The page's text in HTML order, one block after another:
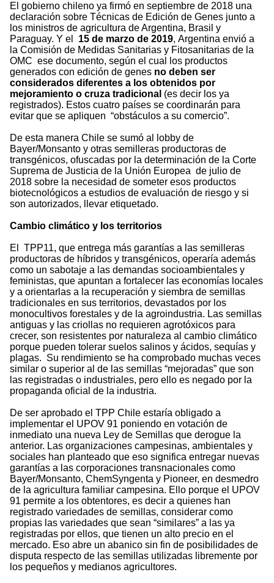
El gobierno chileno ya firmó en septiembre de 2018 una
declaración sobre Técnicas de Edición de Genes junto a
los ministros de agricultura de Argentina, Brasil y
Paraguay. Y el 15 de marzo de 2019, Argentina envió a
la Comisión de Medidas Sanitarias y Fitosanitarias de la
OMC ese documento, según el cual los productos
generados con edición de genes no deben ser
considerados diferentes a los obtenidos por
mejoramiento o cruza tradicional (es decir los ya
registrados). Estos cuatro países se coordinarán para
evitar que se apliquen “obstáculos a su comercio”.
De esta manera Chile se sumó al lobby de
Bayer/Monsanto y otras semilleras productoras de
transgénicos, ofuscadas por la determinación de la Corte
Suprema de Justicia de la Unión Europea de julio de
2018 sobre la necesidad de someter esos productos
biotecnológicos a estudios de evaluación de riesgo y si
son autorizados, llevar etiquetado.
Cambio climático y los territorios
El TPP11, que entrega más garantías a las semilleras
productoras de híbridos y transgénicos, operaría además
como un sabotaje a las demandas socioambientales y
feministas, que apuntan a fortalecer las economías locales
y a orientarlas a la recuperación y siembra de semillas
tradicionales en sus territorios, devastados por los
monocultivos forestales y de la agroindustria. Las semillas
antiguas y las criollas no requieren agrotóxicos para
crecer, son resistentes por naturaleza al cambio climático
porque pueden tolerar suelos salinos y ácidos, sequías y
plagas. Su rendimiento se ha comprobado muchas veces
similar o superior al de las semillas “mejoradas” que son
las registradas o industriales, pero ello es negado por la
propaganda oficial de la industria.
De ser aprobado el TPP Chile estaría obligado a
implementar el UPOV 91 poniendo en votación de
inmediato una nueva Ley de Semillas que derogue la
anterior. Las organizaciones campesinas, ambientales y
sociales han planteado que eso significa entregar nuevas
garantías a las corporaciones transnacionales como
Bayer/Monsanto, ChemSyngenta y Pioneer, en desmedro
de la agricultura familiar campesina. Ello porque el UPOV
91 permite a los obtentores, es decir a quienes han
registrado variedades de semillas, considerar como
propias las variedades que sean “similares” a las ya
registradas por ellos, que tienen un alto precio en el
mercado. Eso abre un abanico sin fin de posibilidades de
disputa respecto de las semillas utilizadas libremente por
los pequeños y medianos agricultores.